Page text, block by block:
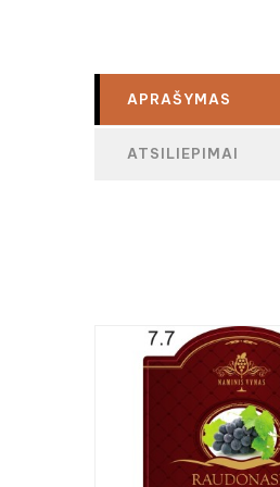
APRAŠYMAS
ATSILIEPIMAI